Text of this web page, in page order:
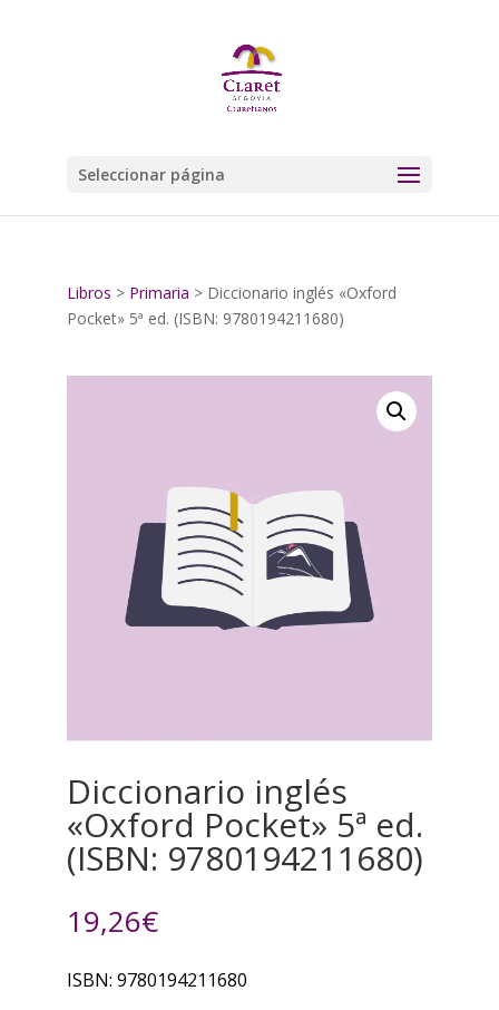
Seleccionar página
Libros > Primaria > Diccionario inglés «Oxford
Pocket» 5ª ed. (ISBN: 9780194211680)
Diccionario inglés
«Oxford Pocket» 5ª ed.
(ISBN: 9780194211680)
19,26€
ISBN: 9780194211680